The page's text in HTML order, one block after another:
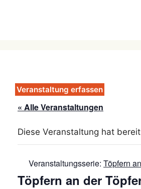
Veranstaltung erfassen
« Alle Veranstaltungen
Diese Veranstaltung hat
Veranstaltungsserie: Töpfern
Töpfern an der